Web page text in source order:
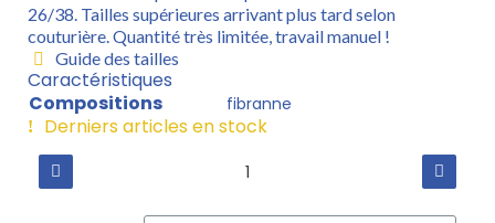
26/38. Tailles supérieures arrivant plus tard selon
couturière. Quantité très limitée, travail manuel !
Guide des tailles
Caractéristiques
Compositions
fibranne
Derniers articles en stock